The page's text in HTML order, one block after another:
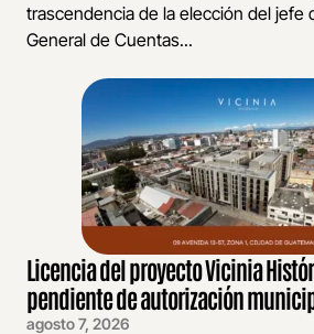
trascendencia de la elección del jefe
General de Cuentas...
Licencia del proyecto Vicinia
pendiente de autorización
agosto 7, 2026